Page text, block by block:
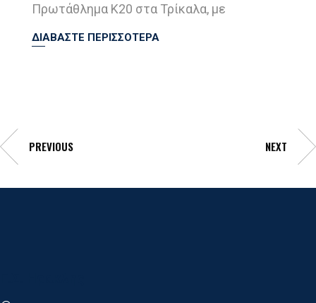
Πρωτάθλημα Κ20 στα Τρίκαλα, με
ΔΙΑΒΑΣΤΕ ΠΕΡΙΣΣΟΤΕΡΑ
PREVIOUS NEXT